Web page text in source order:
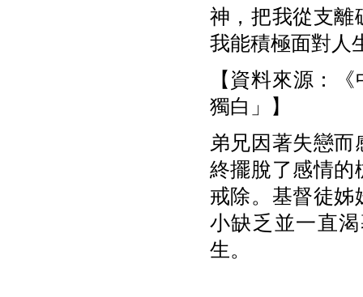
神，把我從支離
我能積極面對人
【資料來源：
獨白」】
弟兄因著失戀
終擺脫了感情的
戒除。基督徒姊
小缺乏並一直
生。